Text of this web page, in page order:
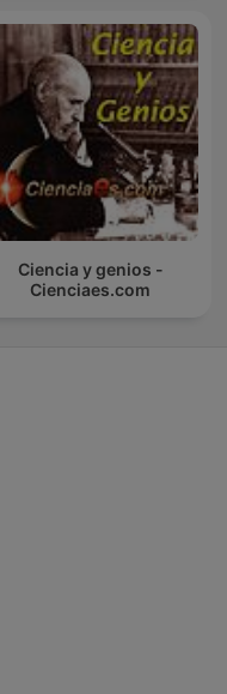
Ciencia y genios -
Cienciaes.com